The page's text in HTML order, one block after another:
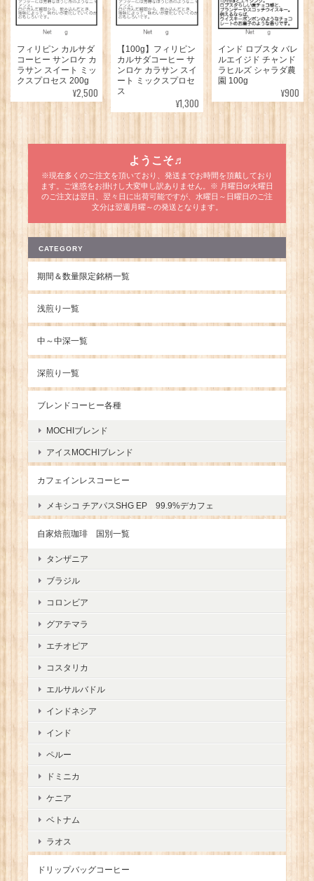
フィリピン カルサダ
コーヒー サンロケ カ
ラサン スイート ミッ
クスプロセス 200g
¥2,500
【100g】フィリピン
カルサダコーヒー サ
ンロケ カラサン スイ
ート ミックスプロセ
ス
¥1,300
インド ロブスタ バレ
ルエイジド チャンド
ラヒルズ シャラダ農
園 100g
¥900
ようこそ♬
※現在多くのご注文を頂いており、発送までお時間を頂戴しており
ます。ご迷惑をお掛けし大変申し訳ありません。※ 月曜日or火曜日
のご注文は翌日、翌々日に出荷可能ですが、水曜日～日曜日のご注
文分は翌週月曜～の発送となります。
CATEGORY
期間＆数量限定銘柄一覧
浅煎り一覧
中～中深一覧
深煎り一覧
ブレンドコーヒー各種
MOCHIブレンド
アイスMOCHIブレンド
カフェインレスコーヒー
メキシコ チアパスSHG EP 99.9%デカフェ
自家焙煎珈琲 国別一覧
タンザニア
ブラジル
コロンビア
グアテマラ
エチオピア
コスタリカ
エルサルバドル
インドネシア
インド
ペルー
ドミニカ
ケニア
ベトナム
ラオス
ドリップバッグコーヒー